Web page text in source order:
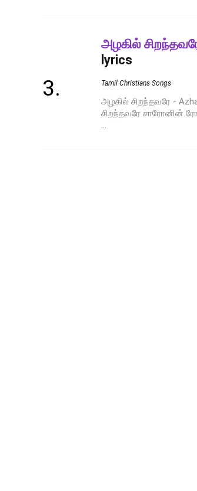
அழகில்
lyrics
Tamil Christians Songs
அழகில் சிறந்தவரே -
சிறந்தவரே சாரோனின்
...